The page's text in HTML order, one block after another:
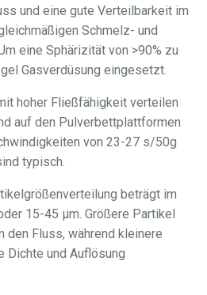
und eine gute Verteilbarkeit im
Schmelz- und
eine Sphärizität von >90% zu
Gasverdüsung eingesetzt.
hoher Fließfähigkeit verteilen
auf den Pulverbettplattformen
von 23-27 s/50g
typisch.
beträgt im
15-45 μm. Größere Partikel
Fluss, während kleinere
Dichte und Auflösung